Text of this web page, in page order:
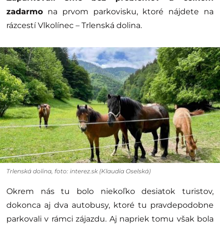
zadarmo na prvom parkovisku, ktoré nájdete na
rázcestí Vlkolínec – Trlenská dolina.
Trlenská dolina, foto: interez.sk (Klaudia Oselská)
Okrem nás tu bolo niekoľko desiatok turistov,
dokonca aj dva autobusy, ktoré tu pravdepodobne
parkovali v rámci zájazdu. Aj napriek tomu však bola